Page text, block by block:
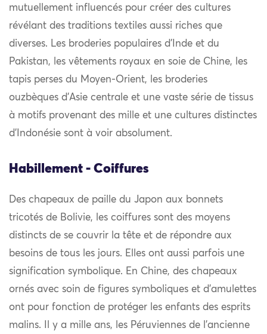
mutuellement influencés pour créer des cultures
révélant des traditions textiles aussi riches que
diverses. Les broderies populaires d’Inde et du
Pakistan, les vêtements royaux en soie de Chine, les
tapis perses du Moyen-Orient, les broderies
ouzbèques d’Asie centrale et une vaste série de tissus
à motifs provenant des mille et une cultures distinctes
d’Indonésie sont à voir absolument.
Habillement - Coiffures
Des chapeaux de paille du Japon aux bonnets
tricotés de Bolivie, les coiffures sont des moyens
distincts de se couvrir la tête et de répondre aux
besoins de tous les jours. Elles ont aussi parfois une
signification symbolique. En Chine, des chapeaux
ornés avec soin de figures symboliques et d’amulettes
ont pour fonction de protéger les enfants des esprits
malins. Il y a mille ans, les Péruviennes de l’ancienne